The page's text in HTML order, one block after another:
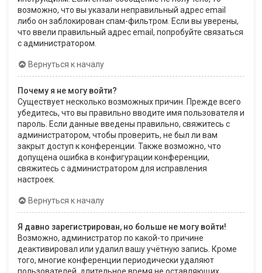
возможно, что вы указали неправильный адрес email
либо он заблокирован спам-фильтром. Если вы уверены,
что ввели правильный адрес email, попробуйте связаться
с администратором.
Вернуться к началу
Почему я не могу войти?
Существует несколько возможных причин. Прежде всего
убедитесь, что вы правильно вводите имя пользователя и
пароль. Если данные введены правильно, свяжитесь с
администратором, чтобы проверить, не был ли вам
закрыт доступ к конференции. Также возможно, что
допущена ошибка в конфигурации конференции,
свяжитесь с администратором для исправления
настроек.
Вернуться к началу
Я давно зарегистрирован, но больше не могу войти!
Возможно, администратор по какой-то причине
деактивировал или удалил вашу учётную запись. Кроме
того, многие конференции периодически удаляют